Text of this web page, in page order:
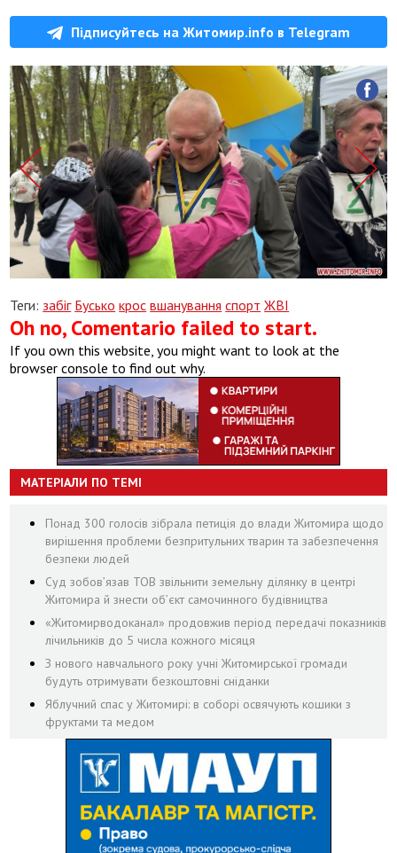
Підписуйтесь на Житомир.info в Telegram
Теги: забіг Бусько крос вшанування спорт ЖВІ
Oh no, Comentario failed to start.
If you own this website, you might want to look at the
browser console to find out why.
МАТЕРІАЛИ ПО ТЕМІ
Понад 300 голосів зібрала петиція до влади Житомира щодо
вирішення проблеми безпритульних тварин та забезпечення
безпеки людей
Суд зобов’язав ТОВ звільнити земельну ділянку в центрі
Житомира й знести об’єкт самочинного будівництва
«Житомирводоканал» продовжив період передачі показників
лічильників до 5 числа кожного місяця
З нового навчального року учні Житомирської громади
будуть отримувати безкоштовні сніданки
Яблучний спас у Житомирі: в соборі освячують кошики з
фруктами та медом